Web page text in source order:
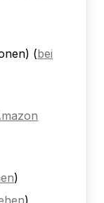
(bei
)